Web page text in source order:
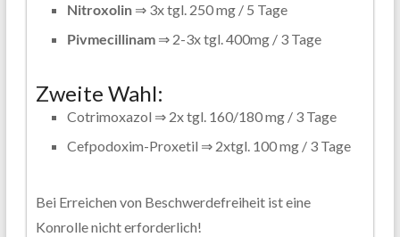
Nitroxolin ⇒ 3x tgl. 250 mg / 5 Tage
Pivmecillinam ⇒ 2-3x tgl. 400mg / 3 Tage
Zweite Wahl:
Cotrimoxazol ⇒ 2x tgl. 160/180 mg / 3 Tage
Cefpodoxim-Proxetil ⇒ 2xtgl. 100 mg / 3 Tage
Bei Erreichen von Beschwerdefreiheit ist eine
Konrolle nicht erforderlich!